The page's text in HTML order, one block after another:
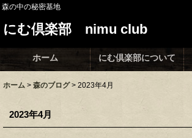
森の中の秘密基地
にむ倶楽部 nimu club
ホーム にむ倶楽部について
ホーム > 森のブログ > 2023年4月
2023年4月